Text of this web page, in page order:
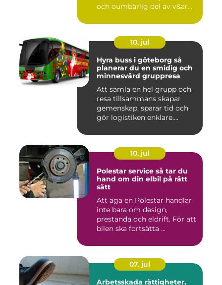
och oumbärlig del av v&ar...
10. jul
Hyra buss i göteborg så
planerar du en smidig och
minnesvärd gruppresa
Att samla en hel grupp och
resa tillsammans skapar
gemenskap, sparar tid och
gör logistiken enklare....
10. jul
Polestar service så tar du
hand om din elbil på rätt
sätt
Att äga en Polestar handlar
inte bara om design,
prestanda och eldrift. För att
bilen ska fortsätta ...
07. jul
Arbetsskada rättigheter,